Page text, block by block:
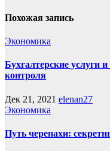
Похожая запись
Экономика
Бухгалтерские услуги
контроля
Дек 21, 2021 elenan27
Экономика
Путь черепахи: